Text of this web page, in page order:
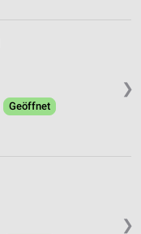
❯
Geöffnet
❯